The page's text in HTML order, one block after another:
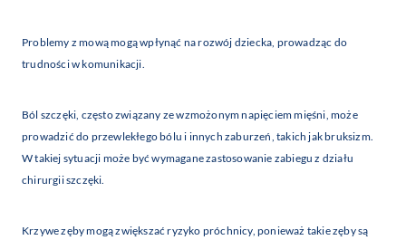
Problemy z mową mogą wpłynąć na rozwój dziecka, prowadząc do
trudności w komunikacji.
Ból szczęki, często związany ze wzmożonym napięciem mięśni, może
prowadzić do przewlekłego bólu i innych zaburzeń, takich jak bruksizm.
W takiej sytuacji może być wymagane zastosowanie zabiegu z działu
chirurgii szczęki.
Krzywe zęby mogą zwiększać ryzyko próchnicy, ponieważ takie zęby są